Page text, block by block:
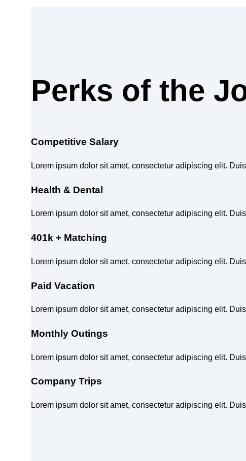
Perks of the
Competitive Salary
Lorem ipsum dolor sit amet, consectetur adipiscing elit.
Health & Dental
Lorem ipsum dolor sit amet, consectetur adipiscing elit.
401k + Matching
Lorem ipsum dolor sit amet, consectetur adipiscing elit.
Paid Vacation
Lorem ipsum dolor sit amet, consectetur adipiscing elit.
Monthly Outings
Lorem ipsum dolor sit amet, consectetur adipiscing elit.
Company Trips
Lorem ipsum dolor sit amet, consectetur adipiscing elit.